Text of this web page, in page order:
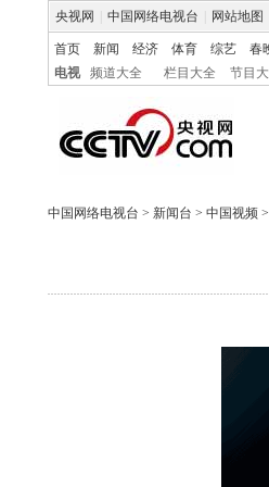
央视网 中国网络电视台 网站地图
首页 新闻 经济 体育 综艺 春
电视
频道大全 栏目大全 节目
中国网络电视台 > 新闻台 > 中国视频 >